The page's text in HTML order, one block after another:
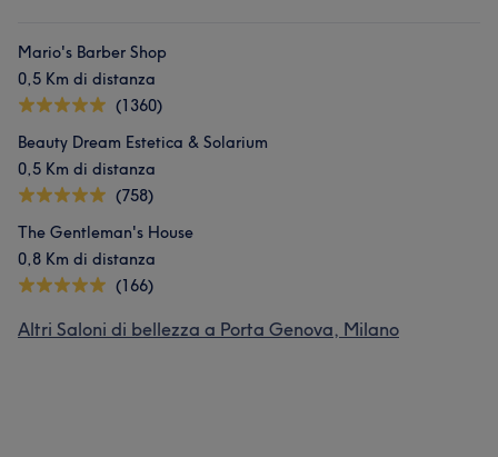
Mario's Barber Shop
0,5 Km di distanza
(1360)
Beauty Dream Estetica & Solarium
0,5 Km di distanza
(758)
The Gentleman's House
0,8 Km di distanza
(166)
Altri Saloni di bellezza a Porta Genova, Milano